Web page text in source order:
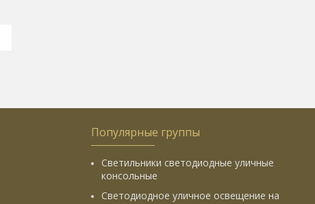
Популярные группы
Светильники светодиодные уличные
консольные
Светодиодное уличное освещение на